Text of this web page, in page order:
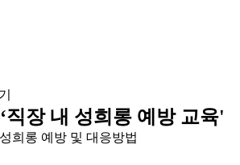
직장 내 성희롱 예방 교육'
희롱 예방 및 대응방법